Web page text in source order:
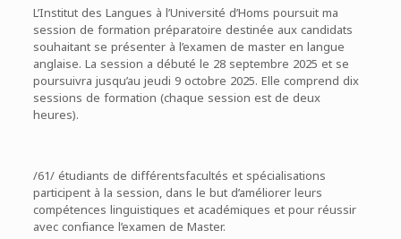
L’Institut des Langues à l’Université d’Homs poursuit ma
session de formation préparatoire destinée aux candidats
souhaitant se présenter à l’examen de master en langue
anglaise. La session a débuté le 28 septembre 2025 et se
poursuivra jusqu’au jeudi 9 octobre 2025. Elle comprend dix
sessions de formation (chaque session est de deux
heures).
/61/ étudiants de différentsfacultés et spécialisations
participent à la session, dans le but d’améliorer leurs
compétences linguistiques et académiques et pour réussir
avec confiance l’examen de Master.